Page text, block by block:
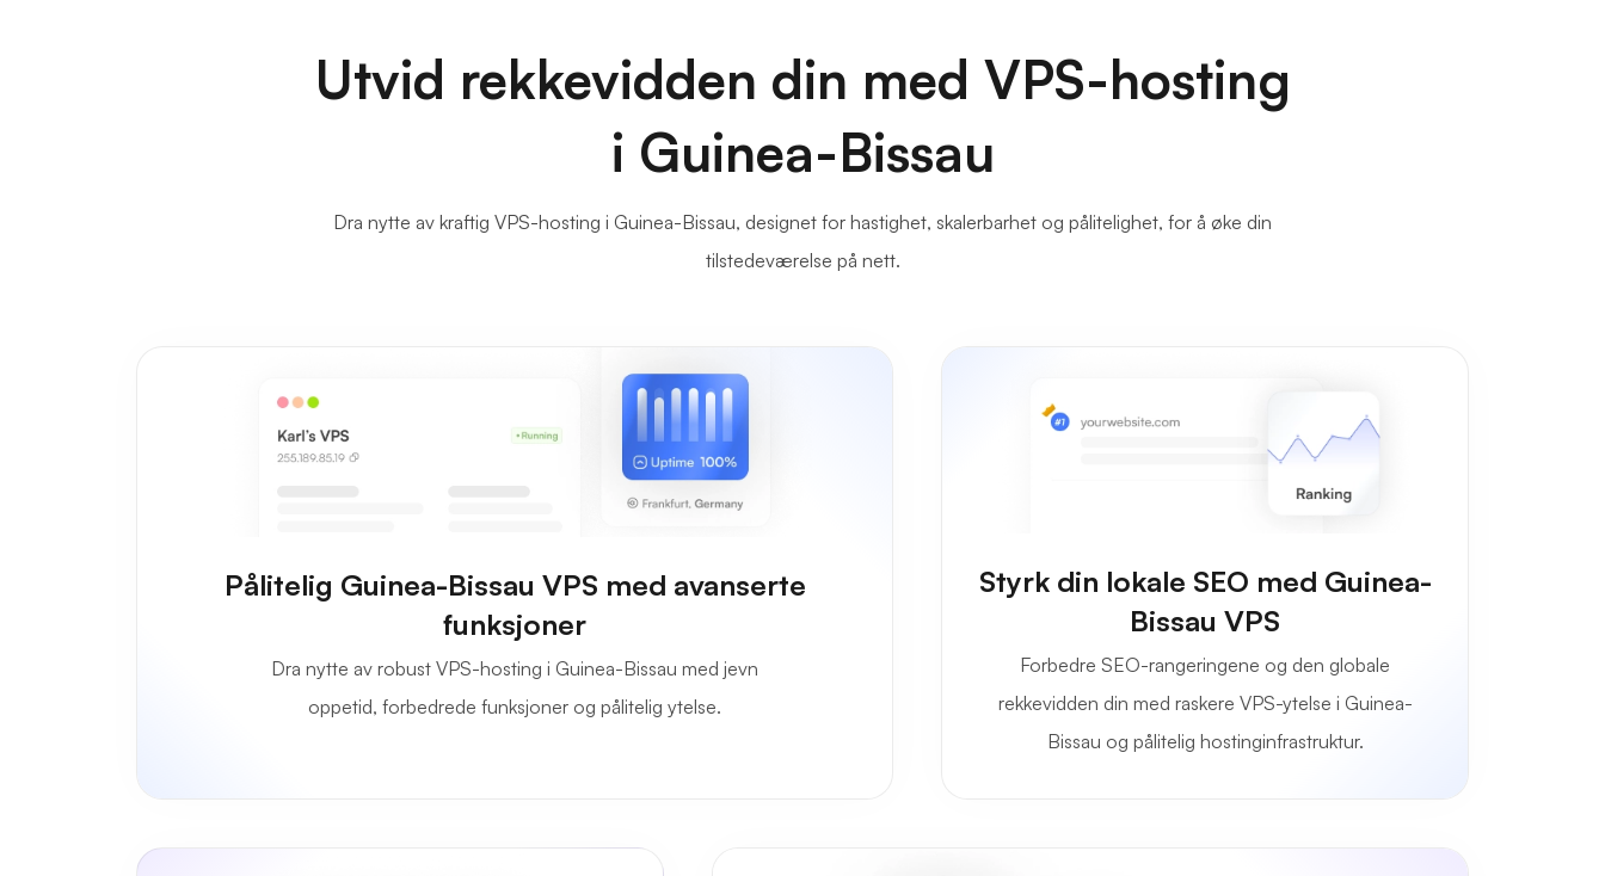
Utvid rekkevidden din med VPS-hosting
i Guinea-Bissau
Dra nytte av kraftig VPS-hosting i Guinea-Bissau, designet for hastighet, skalerbarhet og pålitelighet, for å øke din
tilstedeværelse på nett.
Pålitelig Guinea-Bissau VPS med avanserte
funksjoner
Dra nytte av robust VPS-hosting i Guinea-Bissau med jevn
oppetid, forbedrede funksjoner og pålitelig ytelse.
Styrk din lokale SEO med Guinea-
Bissau VPS
Forbedre SEO-rangeringene og den globale
rekkevidden din med raskere VPS-ytelse i Guinea-
Bissau og pålitelig hostinginfrastruktur.